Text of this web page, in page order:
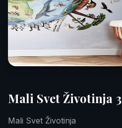
Mali Svet Životinja 3
Mali Svet Životinja